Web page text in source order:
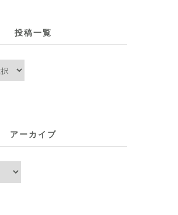
投稿一覧
アーカイブ